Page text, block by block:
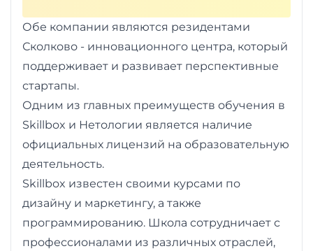
Обе компании являются резидентами
Сколково - инновационного центра, который
поддерживает и развивает перспективные
стартапы.
Одним из главных преимуществ обучения в
Skillbox и Нетологии является наличие
официальных лицензий на образовательную
деятельность.
Skillbox известен своими курсами по
дизайну и маркетингу, а также
программированию. Школа сотрудничает с
профессионалами из различных отраслей,
аудио
Маркетинг
Иностранный
язык
Для
детей
Красота,
здоровье,
фитнес